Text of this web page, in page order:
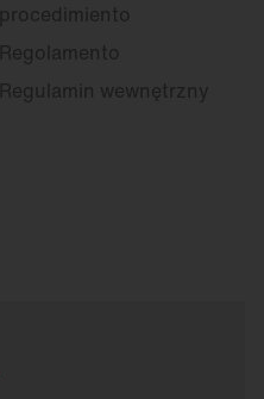
procedimiento
Regolamento
Regulamin wewnętrzny